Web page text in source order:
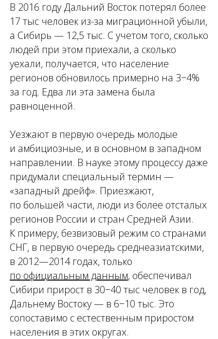
В 2016 году Дальний Восток потерял более
17 тыс человек из-за миграционной убыли,
а Сибирь — 12,5 тыс. С учетом того, сколько
людей при этом приехали, а сколько
уехали, получается, что население
регионов обновилось примерно на 3−4%
за год. Едва ли эта замена была
равноценной.
Уезжают в первую очередь молодые
и амбициозные, и в основном в западном
направлении. В науке этому процессу даже
придумали специальный термин —
«западный дрейф». Приезжают,
по большей части, люди из более отсталых
регионов России и стран Средней Азии.
К примеру, безвизовый режим со странами
СНГ, в первую очередь среднеазиатскими,
в 2012—2014 годах, только
по официальным данным, обеспечивал
Сибири прирост в 30−40 тыс человек в год,
Дальнему Востоку — в 6−10 тыс. Это
сопоставимо с естественным приростом
населения в этих округах.